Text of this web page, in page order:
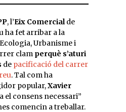
, l’Eix Comercialde
ha fet arribar a la
Urbanisme i
clam perquè s’aturi
de pacificació del carrer
. Tal com ha
popular,Xavier
el consens necessari”
comencin a treballar.